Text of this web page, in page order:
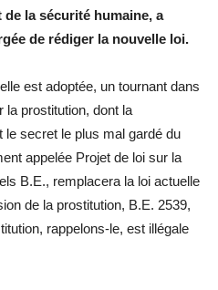
la sécurité humaine, a
de rédiger la nouvelle loi.
est adoptée, un tournant dans
la prostitution, dont la
le secret le plus mal gardé du
appelée Projet de loi sur la
B.E., remplacera la loi actuelle
de la prostitution, B.E. 2539,
rappelons-le, est illégale